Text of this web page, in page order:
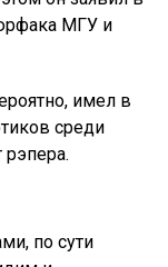
МГУ и
имел в
среди
по сути